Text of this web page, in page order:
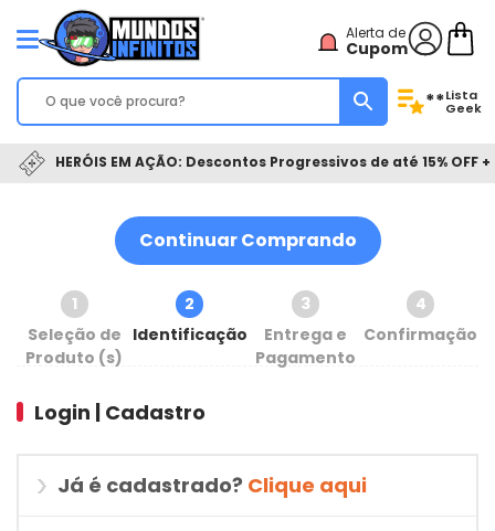
Alerta de
Cupom
**Lista
Geek
HERÓIS EM AÇÃO: Descontos Progressivos de até 15% OFF
Continuar Comprando
1
Seleção de
Produto (s)
2
Identificação
3
Entrega e
Pagamento
4
Confirmação
Login | Cadastro
Já é cadastrado? Clique aqui